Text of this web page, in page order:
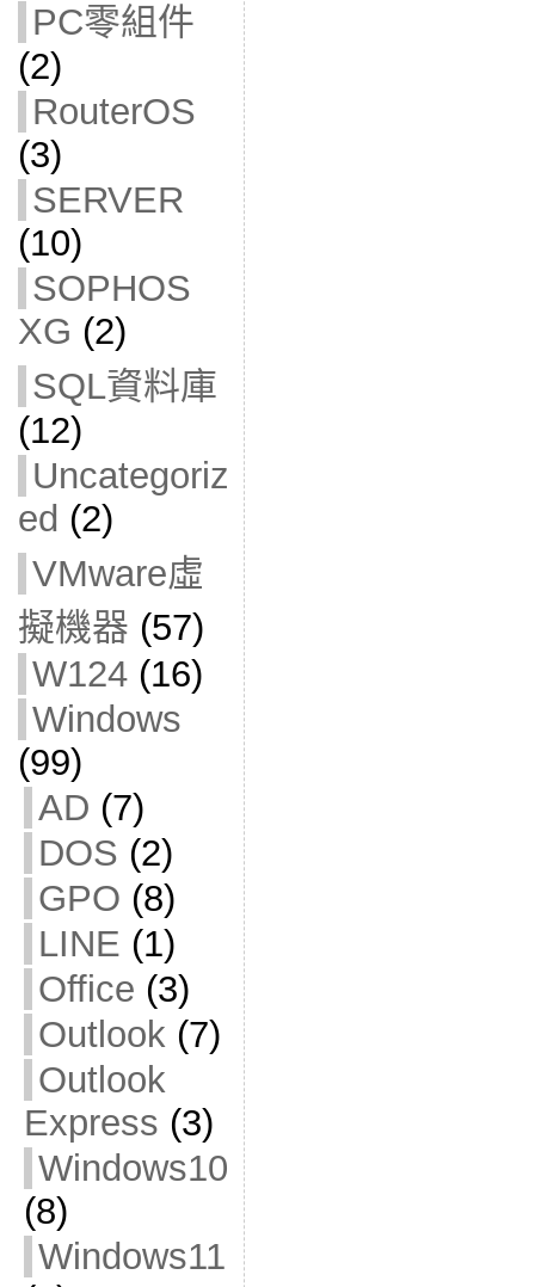
PC零組件
(2)
RouterOS
(3)
SERVER
(10)
SOPHOS
XG (2)
SQL資料庫
(12)
Uncategoriz
ed (2)
VMware虛
擬機器 (57)
W124(16)
Windows
(99)
AD (7)
DOS (2)
GPO (8)
LINE (1)
Office (3)
Outlook(7)
Outlook
Express (3)
Windows10
(8)
Windows11